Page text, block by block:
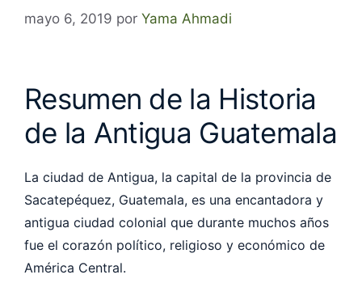
mayo 6, 2019 por Yama Ahmadi
Resumen de la Historia
de la Antigua Guatemala
La ciudad de Antigua, la capital de la provincia de
Sacatepéquez, Guatemala, es una encantadora y
antigua ciudad colonial que durante muchos años
fue el corazón político, religioso y económico de
América Central.